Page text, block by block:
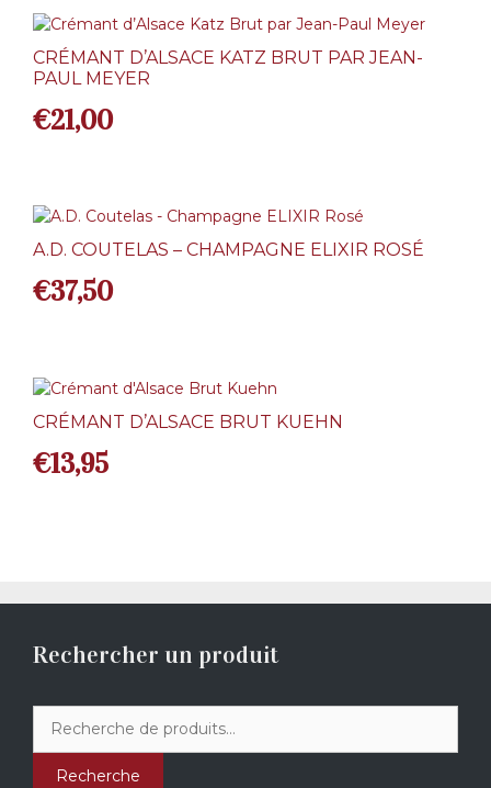
CRÉMANT D’ALSACE KATZ BRUT PAR JEAN-
PAUL MEYER
€21,00
A.D. COUTELAS – CHAMPAGNE ELIXIR ROSÉ
€37,50
CRÉMANT D’ALSACE BRUT KUEHN
€13,95
Rechercher un produit
pour :
Recherche